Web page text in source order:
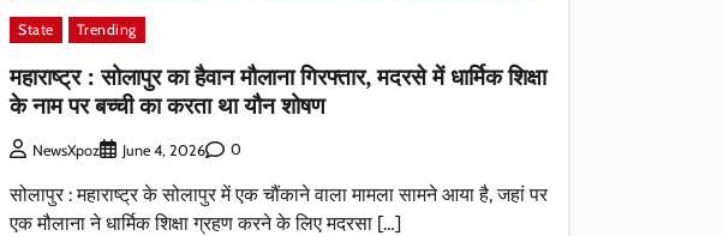
State Trending
महाराष्ट्र : सोलापुर का हैवान मौलाना गिरफ्तार, मदरसे में धार्मिक शिक्षा
के नाम पर बच्ची का करता था यौन शोषण
NewsXpoz June 4, 2026 0
सोलापुर : महाराष्ट्र के सोलापुर में एक चौंकाने वाला मामला सामने आया है, जहां पर
एक मौलाना ने धार्मिक शिक्षा ग्रहण करने के लिए मदरसा […]